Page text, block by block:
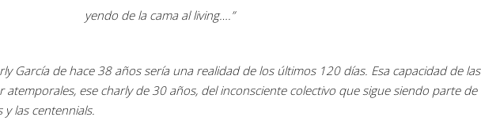
yendo de la cama al living….”
García de hace 38 años sería una realidad de los últimos 120 días. Esa capacidad de las
ese charly de 30 años, del inconsciente colectivo que sigue siendo parte de
y las centennials.